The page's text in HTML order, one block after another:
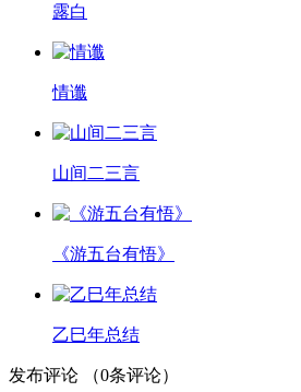
露白
情谶
山间二三言
《游五台有悟》
乙巳年总结
发布评论 （0条评论）